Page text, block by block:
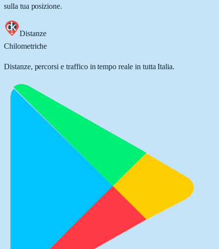
sulla tua posizione.
Distanze
Chilometriche
Distanze, percorsi e traffico in tempo reale in tutta Italia.